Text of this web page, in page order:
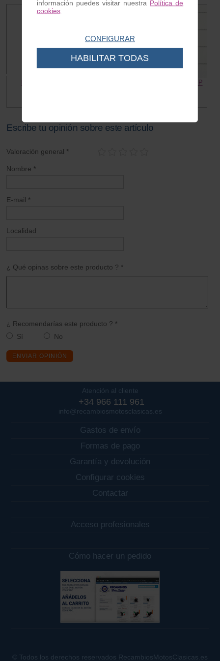
Casquillo Toma admisión CLIP
Escribe tu opinión sobre este artículo
Valoración general *
Nombre *
E-mail *
Localidad
¿ Qué opinas sobre este producto ? *
¿ Recomendarías este producto ? *
Sí
No
ENVIAR OPINIÓN
Atención al cliente
+34 966 111 961
info@recambiosmotosclasicas.es
Gastos de envío
Formas de pago
Garantía y devolución
Configurar cookies
Contactar
Acceso profesionales
Cómo hacer un pedido
© Todos los derechos reservados RecambiosMotosClasicas.es
información puedes visitar nuestra Política de
cookies.
CONFIGURAR
HABILITAR TODAS